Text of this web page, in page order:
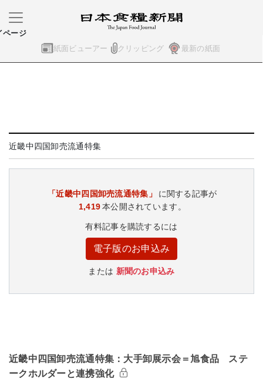
紙面ビューアー クリッピング 最新の紙面
ページ
近畿中四国卸売流通特集
「近畿中四国卸売流通特集」
に関する記事が
1,419本公開されています。
有料記事を購読するには
電子版のお申込み
または 新聞のお申込み
近畿中四国卸売流通特集：大手卸展示会＝旭食品 ステ
ークホルダーと連携強化